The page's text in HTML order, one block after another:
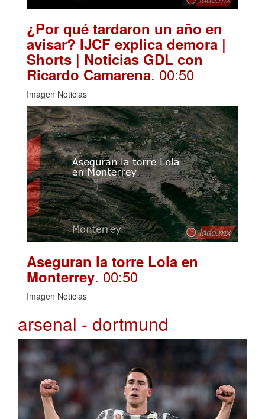
¿Por qué tardaron un año en
avisar? IJCF explica demora |
Shorts | Noticias GDL con
Ricardo Camarena. 00:50
Imagen Noticias
Aseguran la torre Lola en
Monterrey. 00:50
Imagen Noticias
arsenal - dortmund